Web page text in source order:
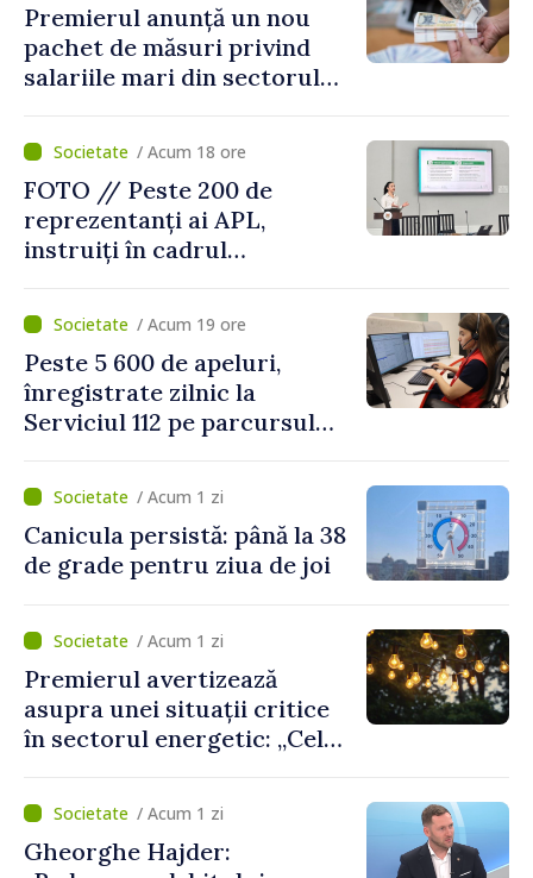
Premierul anunță un nou
pachet de măsuri privind
salariile mari din sectorul
/ Acum 18 ore
FOTO // Peste 200 de
reprezentanți ai APL,
instruiți în cadrul
Mediu privind aplicarea a
două regulamente din
domeniu
/ Acum 19 ore
Peste 5 600 de apeluri,
înregistrate zilnic la
Serviciul 112 pe parcursul
cetățeni au solicitat
ambulanța/ Acum 1 zi
Canicula persistă: până la 38
de grade pentru ziua de joi
/ Acum 1 zi
Premierul avertizează
asupra unei situații critice
în sectorul energetic: „Cel
putea cumpăra nici curent
de avarie”/ Acum 1 zi
Gheorghe Hajder: